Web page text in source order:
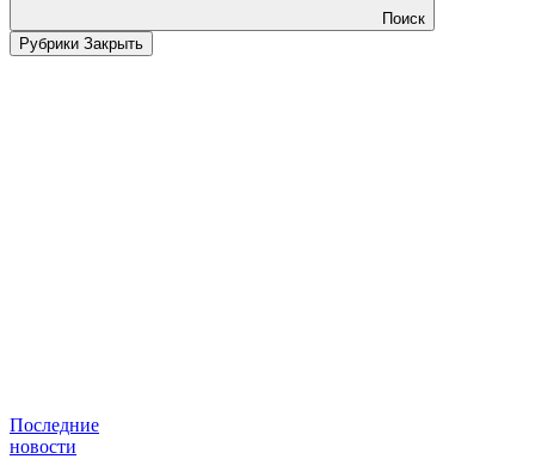
Поиск
Рубрики Закрыть
Последние
новости